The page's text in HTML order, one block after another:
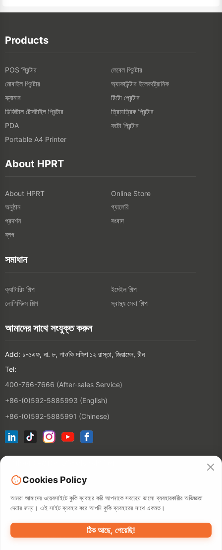
Products
POS প্রিন্টার
লেবেল প্রিন্টার
মোবাইল প্রিন্টার
অ্যাকাউন্টার ইলেকট্রোনিক
স্ক্যানার
টিটো প্রেন্টার
ডিজিটাল টেক্সটাইল প্রিন্টার
ত্রিমাত্রিক প্রিন্টার
PDA
ফটো প্রিন্টার
Portable A4 Printer
About HPRT
About HPRT
Online Store
অনুষ্ঠান
গ্যালেরি
প্রদর্শন
সংবাদ
ব্লগ
সমাধান
ক্যাটারিং শিল্প
ইমেইল শিল্প
লোগিস্টিক্স শিল্প
স্বাস্থ্য সেবা শিল্প
আমাদের সাথে সংযুক্ত করুন
Add: ১-৫এফ, না. ৮, গাওকি দক্ষিণ ১২ রাস্তা, জিয়ামেন, চীন
Tel:
400-766-7666 (After-sales Service)
+86-(0)592-5885993 (English)
+86-(0)592-5885991 (Chinese)
©2026 XIAMEN HANIN CO., LTD.ব্যক্তিগত পলিসি ব্যবহারের সময় সিটেম্প
Cookies Policy
আমরা আমাদের ওয়েবসাইটে কুকি ব্যবহার করি আপনাকে সবচেয়ে ভালো ব্যবহারকারীর অভিজ্ঞতা
দেয়ার জন্য। এই সাইট ব্যবহার করে আপনি কুকি ব্যবহারের সাথে একমত।
ঠিক আছে, পেয়েছি!